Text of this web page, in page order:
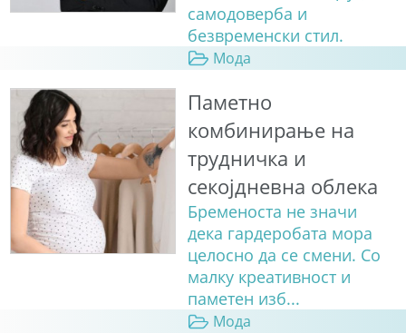
самодоверба и
безвременски стил.
Мода
Паметно
комбинирање на
трудничка и
секојдневна облека
Бременоста не значи
дека гардеробата мора
целосно да се смени. Со
малку креативност и
паметен изб...
Мода